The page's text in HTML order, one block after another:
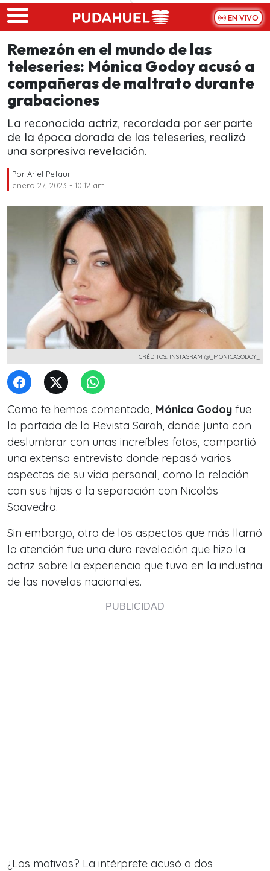
Skip to main content
EN VIVO
Remezón en el mundo de las
teleseries: Mónica Godoy acusó a
compañeras de maltrato durante
grabaciones
La reconocida actriz, recordada por ser parte
de la época dorada de las teleseries, realizó
una sorpresiva revelación.
Por Ariel Pefaur
enero 27, 2023 - 10:12 am
CRÉDITOS: INSTAGRAM @_MONICAGODOY_
Como te hemos comentado, Mónica Godoy fue
la portada de la Revista Sarah, donde junto con
deslumbrar con unas increíbles fotos, compartió
una extensa entrevista donde repasó varios
aspectos de su vida personal, como la relación
con sus hijas o la separación con Nicolás
Saavedra.
Sin embargo, otro de los aspectos que más llamó
la atención fue una dura revelación que hizo la
actriz sobre la experiencia que tuvo en la industria
de las novelas nacionales.
¿Los motivos? La intérprete acusó a dos